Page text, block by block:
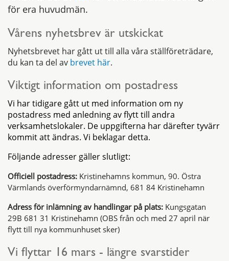
för era huvudmän.
Vårens nyhetsbrev är utskickat
Nyhetsbrevet har gått ut till alla våra ställföreträdare,
du kan ta del av brevet här.
Viktigt information om postadress
Vi har tidigare gått ut med information om ny
postadress med anledning av flytt till andra
verksamhetslokaler. De uppgifterna har därefter tyvärr
kommit att ändras. Vi beklagar detta.
Följande adresser gäller slutligt:
Officiell postadress: Kristinehamns kommun, 90. Östra
Värmlands överförmyndarnämnd, 681 84 Kristinehamn
Adress för inlämning av handlingar på plats: Kungsgatan
29B 681 31 Kristinehamn (OBS från och med 27 april när
flytt till nya kommunhuset sker)
Vi flyttar 16 mars - längre svarstider